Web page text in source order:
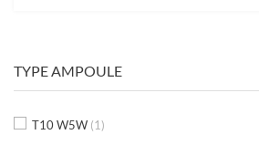
TYPE AMPOULE
T10 W5W (1)